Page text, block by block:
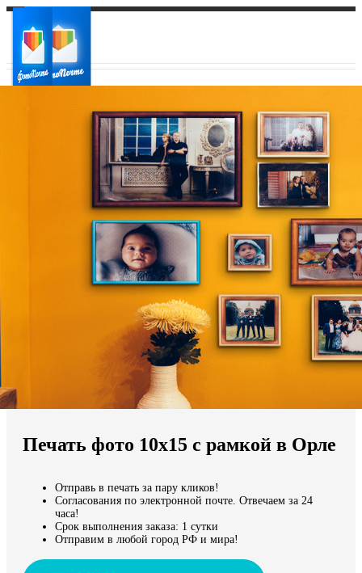
Ваш регион доставки
Выберите из списка:
Мы доставляем по всему миру
Продолжить без города
Печать фото 10х15 с рамкой в Орле
Отправь в печать за пару кликов!
Согласования по электронной почте. Отвечаем за 24
часа!
Срок выполнения заказа: 1 сутки
Отправим в любой город РФ и мира!